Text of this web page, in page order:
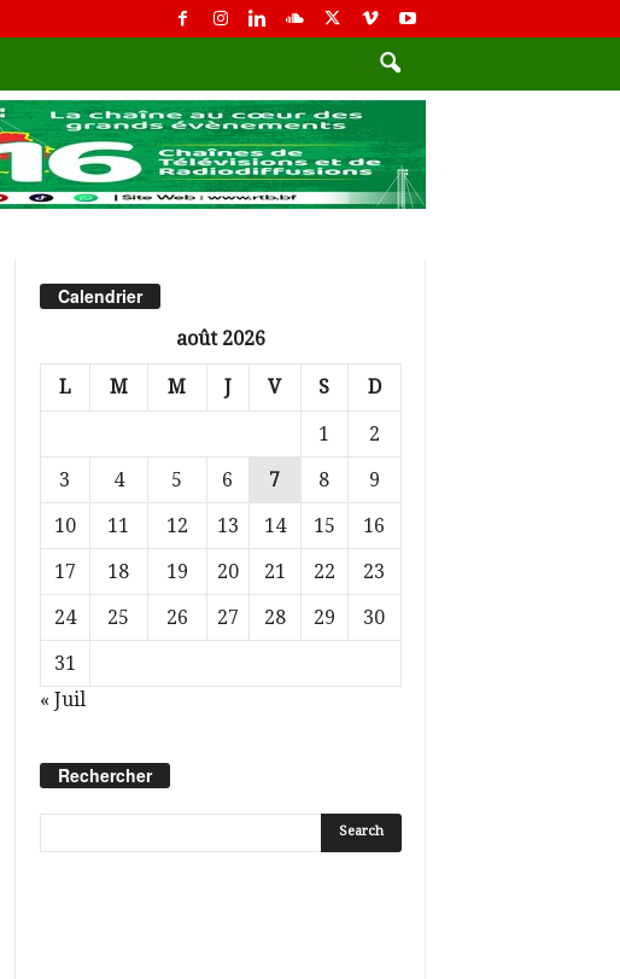
Calendrier
août 2026
L M M J V S D
1
2
3
4 5 6 7 8
9
10
11 12 13 14 15
16
17
18 19 20 21 22
23
24
25 26 27 28 29
30
31
« Juil
Rechercher